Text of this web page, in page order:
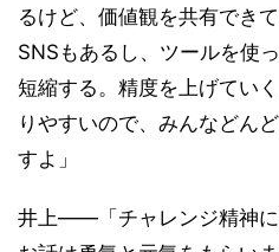
るけど、価値観を共有でき
SNSもあるし、ツールを使
短縮する。精度を上げてい
りやすいので、みんなどん
すよ」
井上――「チャレンジ精神